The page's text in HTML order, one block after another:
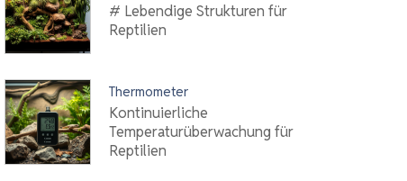
# Lebendige Strukturen für
Reptilien
Thermometer
Kontinuierliche
Temperaturüberwachung für
Reptilien